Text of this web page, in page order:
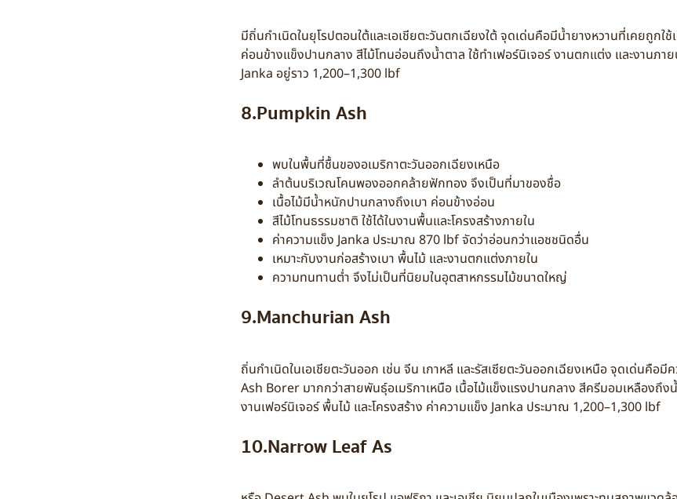
มีถิ่นกำเนิดในยุโรปตอนใต้และเอเชียตะวันตกเฉียงใต้ จุดเด่นคือมีน้ำยางหวานที่เคยถูกใช้
ค่อนข้างแข็งปานกลาง สีไม้โทนอ่อนถึงน้ำตาล ใช้ทำเฟอร์นิเจอร์ งานตกแต่ง และงานภา
Janka อยู่ราว 1,200–1,300 lbf
8.Pumpkin Ash
พบในพื้นที่ชื้นของอเมริกาตะวันออกเฉียงเหนือ
ลำต้นบริเวณโคนพองออกคล้ายฟักทอง จึงเป็นที่มาของชื่อ
เนื้อไม้มีน้ำหนักปานกลางถึงเบา ค่อนข้างอ่อน
สีไม้โทนธรรมชาติ ใช้ได้ในงานพื้นและโครงสร้างภายใน
ค่าความแข็ง Janka ประมาณ 870 lbf จัดว่าอ่อนกว่าแอชชนิดอื่น
เหมาะกับงานก่อสร้างเบา พื้นไม้ และงานตกแต่งภายใน
ความทนทานต่ำ จึงไม่เป็นที่นิยมในอุตสาหกรรมไม้ขนาดใหญ่
9.Manchurian Ash
ถิ่นกำเนิดในเอเชียตะวันออก เช่น จีน เกาหลี และรัสเซียตะวันออกเฉียงเหนือ จุดเด่นคือ
Ash Borer มากกว่าสายพันธุ์อเมริกาเหนือ เนื้อไม้แข็งแรงปานกลาง สีครีมอมเหลืองถึง
งานเฟอร์นิเจอร์ พื้นไม้ และโครงสร้าง ค่าความแข็ง Janka ประมาณ 1,200–1,300 lbf
10.Narrow Leaf As